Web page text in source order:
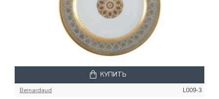
Bernardaud L009-3
КУПИТЬ